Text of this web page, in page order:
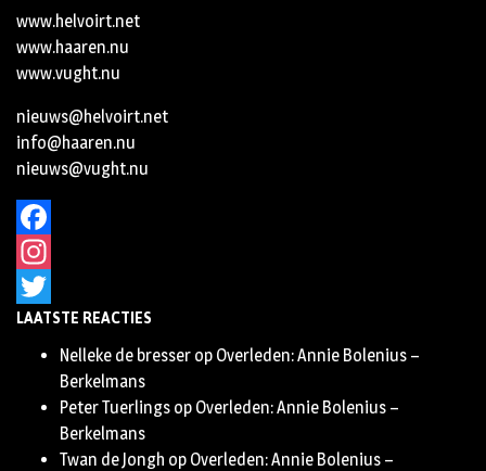
www.helvoirt.net
www.haaren.nu
www.vught.nu
nieuws@helvoirt.net
info@haaren.nu
nieuws@vught.nu
Facebook
Instagram
Twitter
LAATSTE REACTIES
Nelleke de bresser op Overleden: Annie Bolenius –
Berkelmans
Peter Tuerlings op Overleden: Annie Bolenius –
Berkelmans
Twan de Jongh op Overleden: Annie Bolenius –